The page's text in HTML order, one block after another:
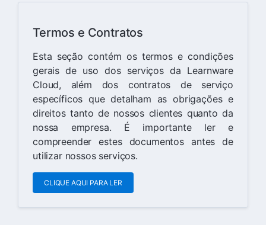
Termos e Contratos
Esta seção contém os termos e condições
gerais de uso dos serviços da Learnware
Cloud, além dos contratos de serviço
específicos que detalham as obrigações e
direitos tanto de nossos clientes quanto da
nossa empresa. É importante ler e
compreender estes documentos antes de
utilizar nossos serviços.
CLIQUE AQUI PARA LER